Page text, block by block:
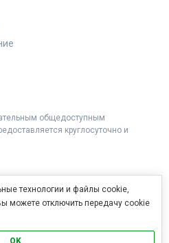
общедоступным
круглосуточно и
технологии и файлы cookie,
можете отключить передачу cookie
OK